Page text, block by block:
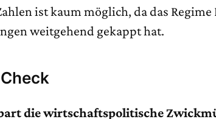
ist kaum möglich, da das
weitgehend gekappt hat.
die wirtschaftspolitische